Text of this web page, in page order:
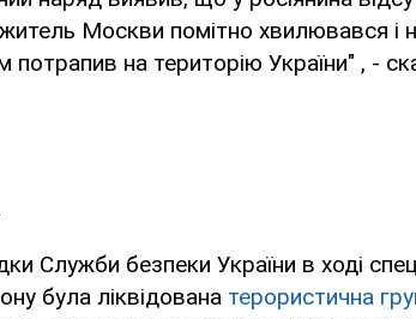
Москви помітно хвилювався і
потрапив на територію України" , -
Служби безпеки України в ході
була ліквідована терористична